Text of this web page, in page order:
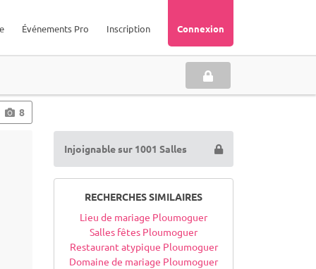
Connexion
Inscription
Événements Pro
8
Injoignable sur 1001 Salles
RECHERCHES SIMILAIRES
Lieu de mariage Ploumoguer
Salles fêtes Ploumoguer
Restaurant atypique Ploumoguer
Domaine de mariage Ploumoguer